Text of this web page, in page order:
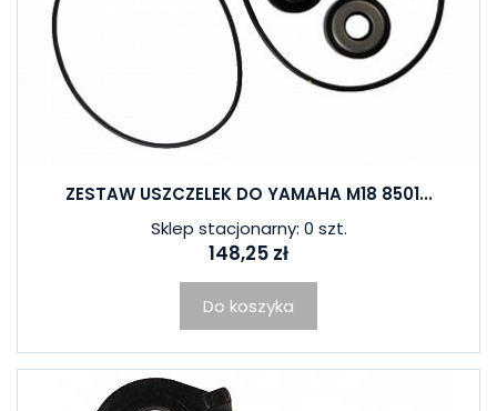
ZESTAW USZCZELEK DO YAMAHA M18 8501...
Sklep stacjonarny: 0 szt.
148,25 zł
Do koszyka